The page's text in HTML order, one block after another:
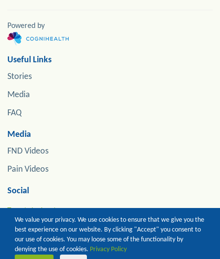
We value your privacy. We use cookies to ensure that we give you the
best experience on our website. By clicking "Accept" you consent to
our use of cookies. You may loose some of the functionality by
denying the use of cookies. Privacy Policy
Powered by
Useful Links
Stories
Media
FAQ
Media
FND Videos
Pain Videos
Social
Copyright of Prof Jon Stone. All Rights Reserved